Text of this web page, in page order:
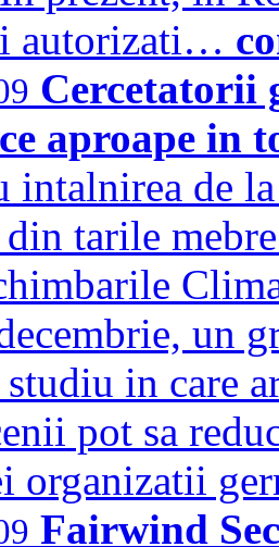
autorizati…
Cercetatorii
aproape in
intalnirea de
tarile
un
in care
pot sa
organizatii
Fairwind